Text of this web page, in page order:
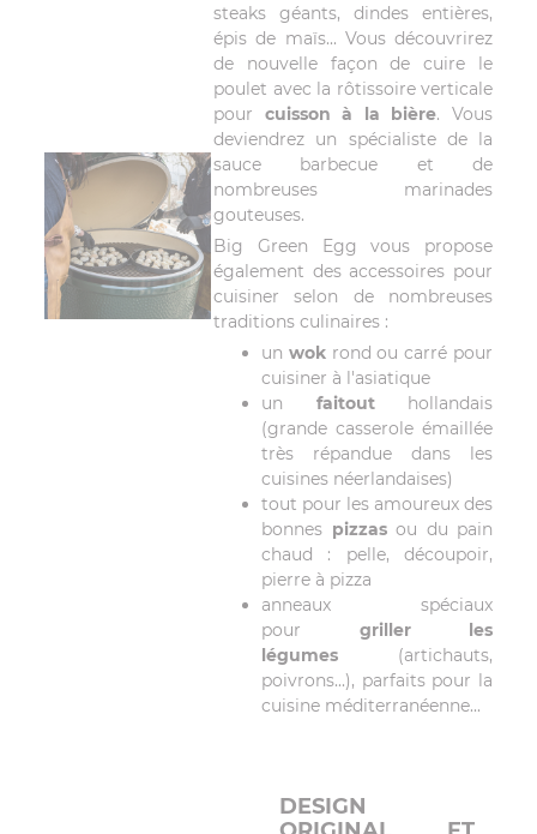
steaks géants, dindes entières,
épis de maïs... Vous découvrirez
de nouvelle façon de cuire le
poulet avec la rôtissoire verticale
pour cuisson à la bière. Vous
deviendrez un spécialiste de la
sauce barbecue et de
nombreuses marinades
gouteuses.
Big Green Egg vous propose
également des accessoires pour
cuisiner selon de nombreuses
traditions culinaires :
un wok rond ou carré pour
cuisiner à l'asiatique
un faitouthollandais
(grande casserole émaillée
très répandue dans les
cuisines néerlandaises)
tout pour les amoureux des
bonnes pizzasou du pain
chaud : pelle, découpoir,
pierre à pizza
anneaux spéciaux
pour griller les
légumes (artichauts,
poivrons...), parfaits pour la
cuisine méditerranéenne...
DESIGN